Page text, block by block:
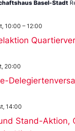
Basel-Stadt
10:00 – 12:00
20:00
Stand-Aktion,
14:00